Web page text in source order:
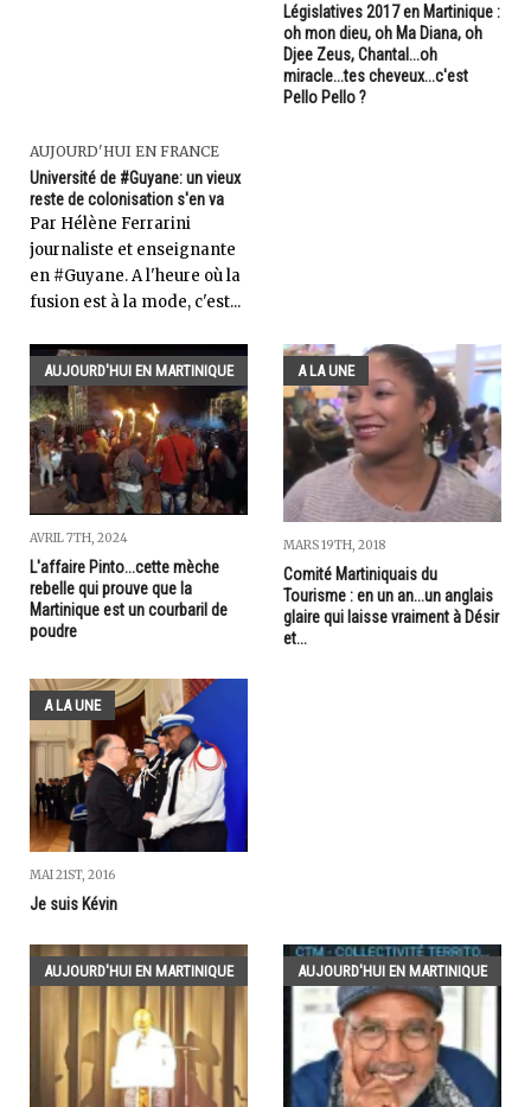
Législatives 2017 en Martinique :
oh mon dieu, oh Ma Diana, oh
Djee Zeus, Chantal...oh
miracle...tes cheveux...c'est
Pello Pello ?
AUJOURD'HUI EN FRANCE
Université de #Guyane: un vieux
reste de colonisation s'en va
Par Hélène Ferrarini
journaliste et enseignante
en #Guyane. A l'heure où la
fusion est à la mode, c'est...
AUJOURD'HUI EN MARTINIQUE
AVRIL 7TH, 2024
L'affaire Pinto...cette mèche
rebelle qui prouve que la
Martinique est un courbaril de
poudre
A LA UNE
MARS 19TH, 2018
Comité Martiniquais du
Tourisme : en un an...un anglais
glaire qui laisse vraiment à Désir
et...
A LA UNE
MAI 21ST, 2016
Je suis Kévin
AUJOURD'HUI EN MARTINIQUE AUJOURD'HUI EN MARTINIQUE